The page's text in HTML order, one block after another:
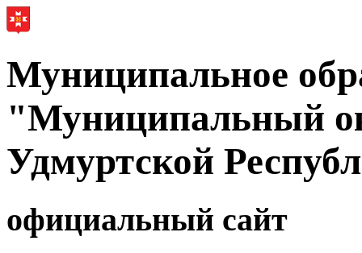
Муниципальное
"Муниципальный
Удмуртской
официальный сайт